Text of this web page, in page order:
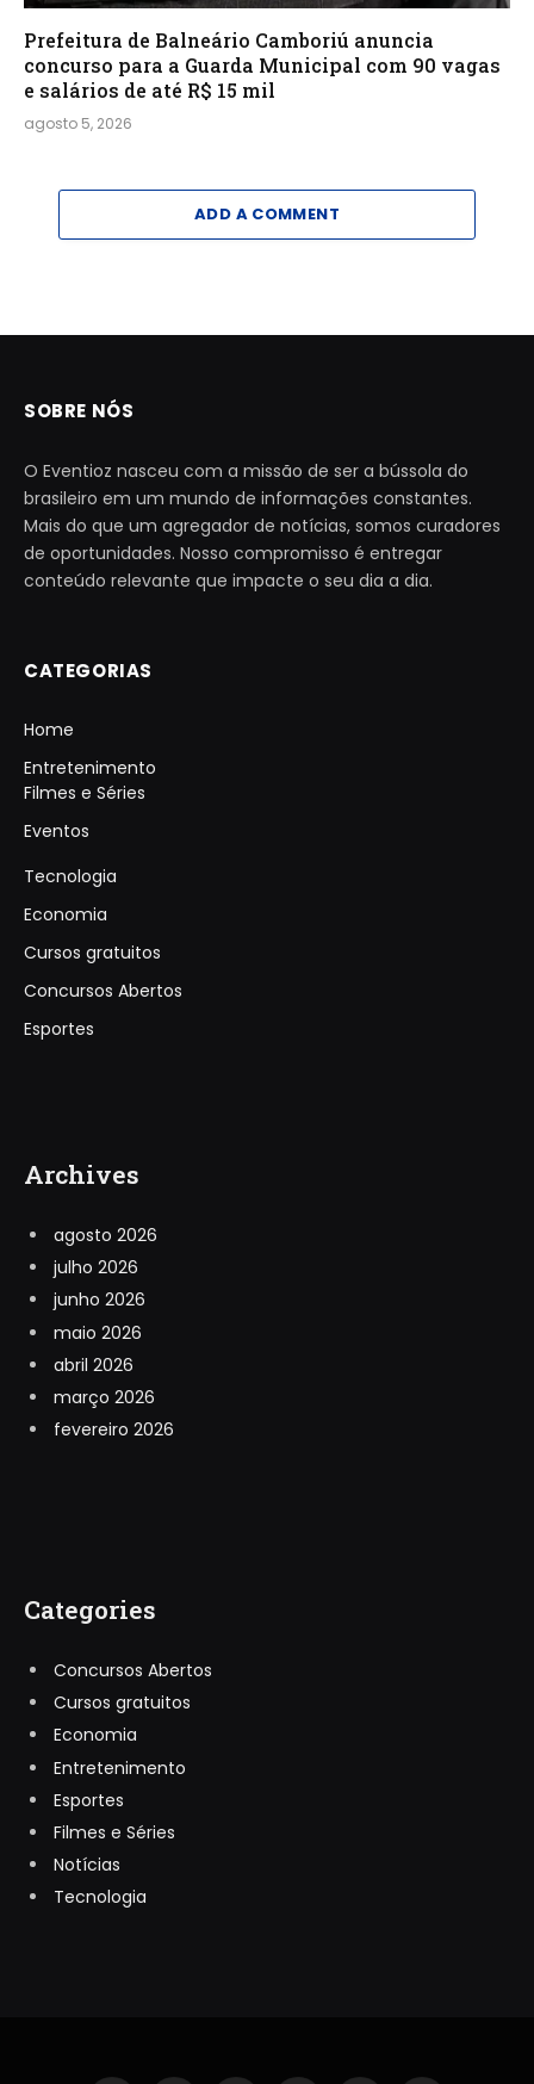
Prefeitura de Balneário Camboriú anuncia
concurso para a Guarda Municipal com 90 vagas
e salários de até R$ 15 mil
agosto 5, 2026
ADD A COMMENT
SOBRE NÓS
O Eventioz nasceu com a missão de ser a bússola do
brasileiro em um mundo de informações constantes.
Mais do que um agregador de notícias, somos curadores
de oportunidades. Nosso compromisso é entregar
conteúdo relevante que impacte o seu dia a dia.
CATEGORIAS
Home
Entretenimento
Filmes e Séries
Eventos
Tecnologia
Economia
Cursos gratuitos
Concursos Abertos
Esportes
Archives
agosto 2026
julho 2026
junho 2026
maio 2026
abril 2026
março 2026
fevereiro 2026
Categories
Concursos Abertos
Cursos gratuitos
Economia
Entretenimento
Esportes
Filmes e Séries
Notícias
Tecnologia